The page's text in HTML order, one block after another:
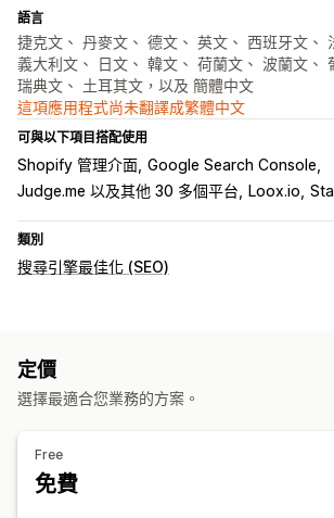
語言
捷克文、 丹麥文、 德文、 英文、 西班牙文、
義大利文、 日文、 韓文、 荷蘭文、 波蘭文、
瑞典文、 土耳其文，以及 簡體中文
這項應用程式尚未翻譯成繁體中文
可與以下項目搭配使用
Shopify 管理介面 Google Search Console
Judge.me 以及其他 30 多個平台
Loox.io
類別
搜尋引擎最佳化 (SEO)
程式碼
內容分析
定價
選擇最適合您業務的方案。
Free
免費